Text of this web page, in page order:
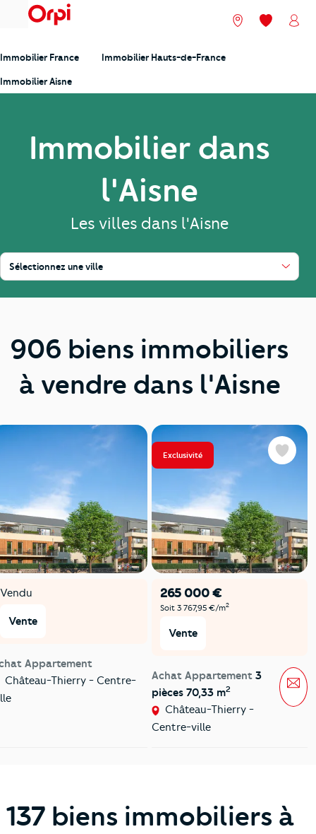
menu Nos agences
Mes
Immobilier France Immobilier Hauts-de-France
Immobilier Aisne
Immobilier dans
l'Aisne
Les villes dans l'Aisne
Sélectionnez une ville
906 biens immobiliers
à vendre dans l'Aisne
Vendu
Vente
Appartement
Château-Thierry - Centre-
Exclusivité
265 000 €
Soit 3 767,95 €/m2
Vente
Achat Appartement 3
pièces 70,33 m2
Château-Thierry -
Centre-ville
Favoris
137 biens immobiliers à